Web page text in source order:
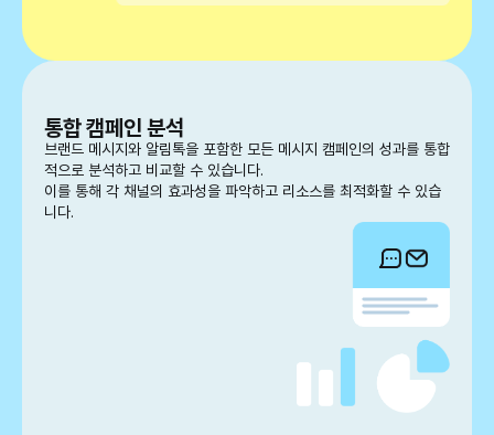
통합 캠페인 분석
브랜드 메시지와 알림톡을 포함한 모든 메시지 캠페인의 성과를 통합
적으로 분석하고 비교할 수 있습니다.
이를 통해 각 채널의 효과성을 파악하고 리소스를 최적화할 수 있습
니다.